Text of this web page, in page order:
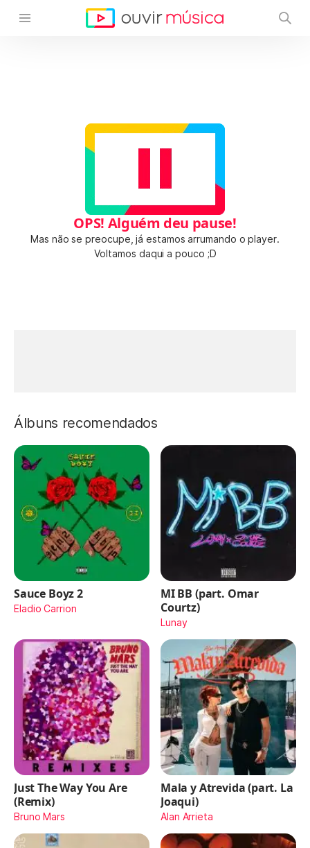
OPS! Alguém deu pause!
Mas não se preocupe, já estamos arrumando o player.
Voltamos daqui a pouco ;D
Álbuns recomendados
Sauce Boyz 2
Eladio Carrion
MI BB (part. Omar
Courtz)
Lunay
Just The Way You Are
(Remix)
Bruno Mars
Mala y Atrevida (part. La
Joaqui)
Alan Arrieta